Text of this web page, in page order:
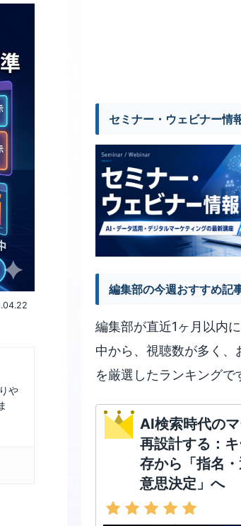
や
セミナー・ウェビナー情
編集部の今週おすすめ記
編集部が直近1ヶ月以内
中から、視聴数が多く、
を厳選したランキングで
AI検索時代の
再設計する：
存から「指名・
意思決定」へ